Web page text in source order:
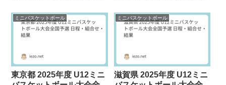
2026年 1月10日（土）～31日
（土）大会...
年 1月17日（土）～2月1日
（日）大会...
ミニバスケットボール
東京都 2025年度 U12ミニ
ミニバスケットボール
滋賀県 2025年度 U12ミニ